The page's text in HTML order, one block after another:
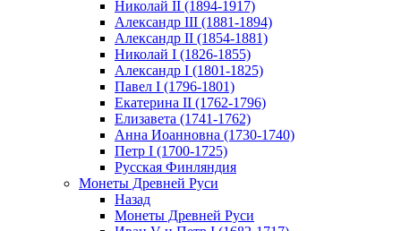
Николай II (1894-1917)
Александр III (1881-1894)
Александр II (1854-1881)
Николай I (1826-1855)
Александр I (1801-1825)
Павел I (1796-1801)
Екатерина II (1762-1796)
Елизавета (1741-1762)
Анна Иоанновна (1730-1740)
Петр I (1700-1725)
Русская Финляндия
Монеты Древней Руси
Назад
Монеты Древней Руси